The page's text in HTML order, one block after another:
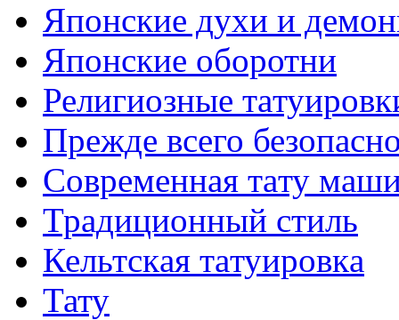
Японские духи и
Японские оборотни
Религиозные
Прежде всего
Современная тaту
Традиционный стиль
Кельтскaя тaтуировкa
Тату